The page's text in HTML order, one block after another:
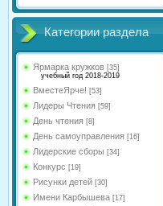
Категории раздела
Ярмарка кружков [35]
учебный год 2018-2019
ВместеЯрче! [53]
Лидеры Чтения [59]
День чтения [8]
День самоуправления [16]
Лидерские сборы [34]
Конкурс [19]
Рисунки детей [30]
Имени Карбышева [17]